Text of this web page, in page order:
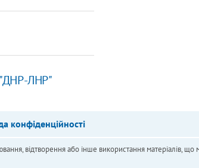
"ДНР-ЛНР"
конфіденційності
відтворення або інше використання матеріалів, що